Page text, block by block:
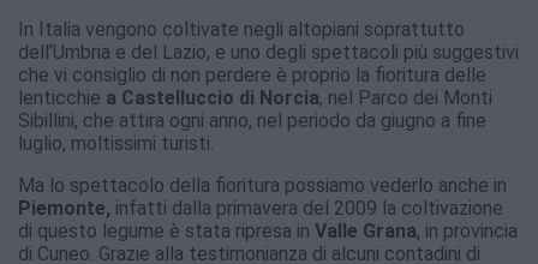
In Italia vengono coltivate negli altopiani soprattutto
dell’Umbria e del Lazio, e uno degli spettacoli più suggestivi
che vi consiglio di non perdere è proprio la fioritura delle
lenticchie a Castelluccio di Norcia, nel Parco dei Monti
Sibillini, che attira ogni anno, nel periodo da giugno a fine
luglio, moltissimi turisti.
Ma lo spettacolo della fioritura possiamo vederlo anche in
Piemonte, infatti dalla primavera del 2009 la coltivazione
di questo legume è stata ripresa in Valle Grana, in provincia
di Cuneo. Grazie alla testimonianza di alcuni contadini di